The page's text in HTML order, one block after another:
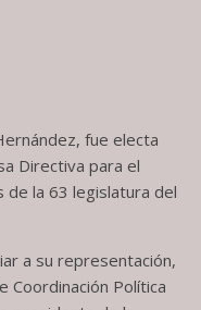
fue electa
Directiva para el
la 63 legislatura del
a su representación,
Coordinación Política